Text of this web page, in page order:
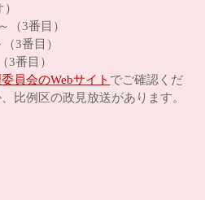
（3番目）
3番目）
3番目）
員会のWebサイト でご確認くだ
比例区の政見放送があります。